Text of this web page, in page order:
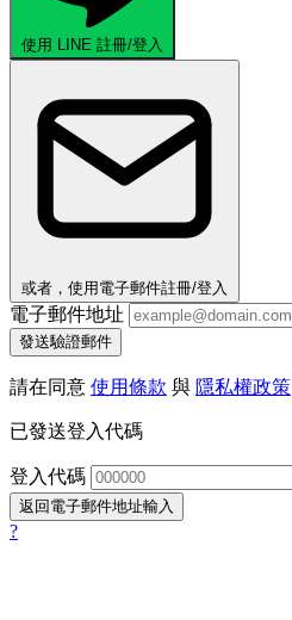
使用 LINE 註冊/登入
或者，使用電子郵件註冊/登入
電子郵件地址
發送驗證郵件
請在同意 使用條款 與 隱私權政策
已發送登入代碼
登入代碼
返回電子郵件地址輸入
?